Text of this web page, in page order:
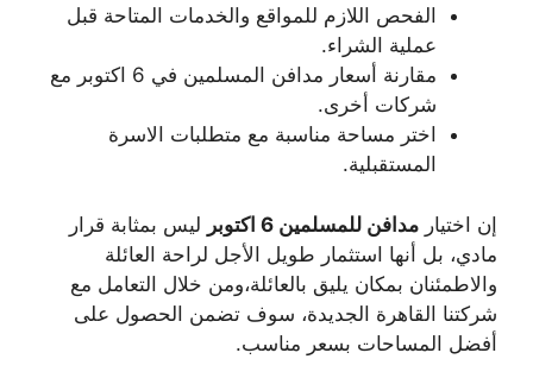
الفحص اللازم للمواقع والخدمات المتاحة قبل
عملية الشراء.
مقارنة أسعار مدافن المسلمين في 6 اكتوبر مع
شركات أخرى.
اختر مساحة مناسبة مع متطلبات الاسرة
المستقبلية.
إن اختيار مدافن للمسلمين 6 اكتوبر
ليس بمثابة قرار
مادي، بل أنها استثمار طويل الأجل لراحة العائلة
والاطمئنان بمكان يليق بالعائلة،ومن خلال التعامل مع
شركتنا القاهرة الجديدة، سوف تضمن الحصول على
أفضل المساحات بسعر مناسب.